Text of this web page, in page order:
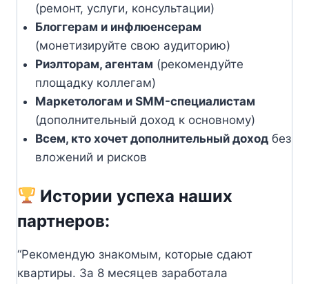
(ремонт, услуги, консультации)
Блоггерам и инфлюенсерам
(монетизируйте свою аудиторию)
Риэлторам, агентам (рекомендуйте
площадку коллегам)
Маркетологам и SMM-специалистам
(дополнительный доход к основному)
Всем, кто хочет дополнительный доходбез
вложений и рисков
Истории успеха наших
партнеров:
“Рекомендую знакомым, которые сдают
квартиры. За 8 месяцев заработала